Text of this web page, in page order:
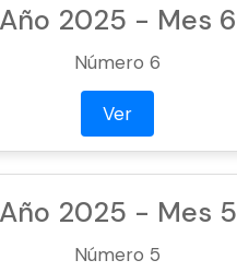
Año 2025 - Mes 6
Número 6
Ver
Año 2025 - Mes 5
Número 5